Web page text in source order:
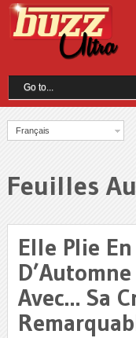
Français
Feuilles
Elle Plie
Avec… Sa